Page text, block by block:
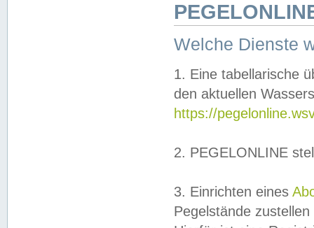
Welche Dienste
1. Eine tabellarische
den aktuellen
https://
2. PEGELONLINE
3. Einrichten eines
Pegelstände